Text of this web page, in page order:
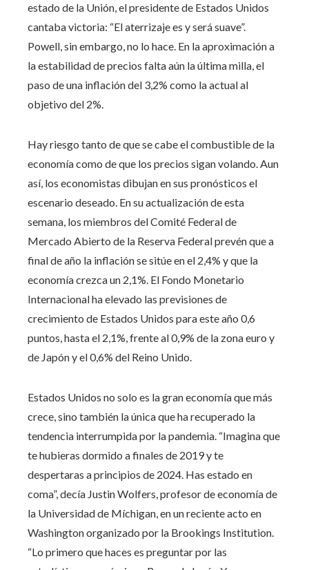
estado de la Unión, el presidente de Estados Unidos
cantaba victoria: “El aterrizaje es y será suave”.
Powell, sin embargo, no lo hace. En la aproximación a
la estabilidad de precios falta aún la última milla, el
paso de una inflación del 3,2% como la actual al
objetivo del 2%.
Hay riesgo tanto de que se cabe el combustible de la
economía como de que los precios sigan volando. Aun
así, los economistas dibujan en sus pronósticos el
escenario deseado. En su actualización de esta
semana, los miembros del Comité Federal de
Mercado Abierto de la Reserva Federal prevén que a
final de año la inflación se sitúe en el 2,4% y que la
economía crezca un 2,1%. El Fondo Monetario
Internacional ha elevado las previsiones de
crecimiento de Estados Unidos para este año 0,6
puntos, hasta el 2,1%, frente al 0,9% de la zona euro y
de Japón y el 0,6% del Reino Unido.
Estados Unidos no solo es la gran economía que más
crece, sino también la única que ha recuperado la
tendencia interrumpida por la pandemia. “Imagina que
te hubieras dormido a finales de 2019 y te
despertaras a principios de 2024. Has estado en
coma”, decía Justin Wolfers, profesor de economía de
la Universidad de Míchigan, en un reciente acto en
Washington organizado por la Brookings Institution.
“Lo primero que haces es preguntar por las